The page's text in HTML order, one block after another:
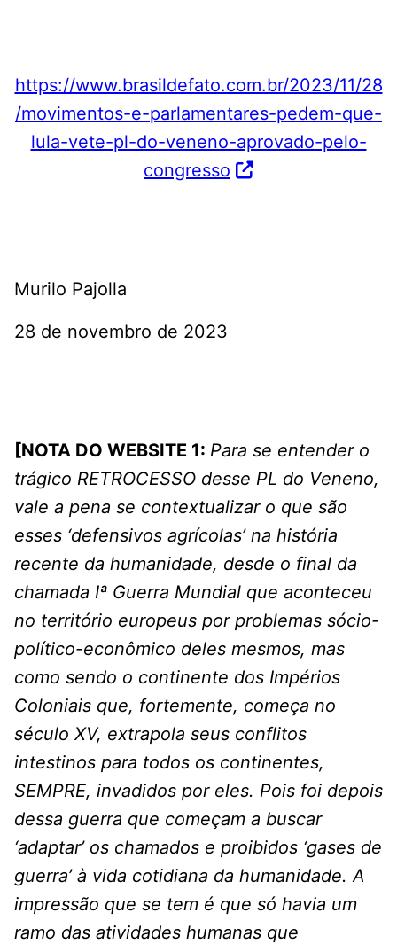
https://www.brasildefato.com.br/2023/11/28
/movimentos-e-parlamentares-pedem-que-
lula-vete-pl-do-veneno-aprovado-pelo-
congresso
Murilo Pajolla
28 de novembro de 2023
[NOTA DO WEBSITE 1: Para se entender o
trágico RETROCESSO desse PL do Veneno,
vale a pena se contextualizar o que são
esses ‘defensivos agrícolas’ na história
recente da humanidade, desde o final da
chamada Iª Guerra Mundial que aconteceu
no território europeus por problemas sócio-
político-econômico deles mesmos, mas
como sendo o continente dos Impérios
Coloniais que, fortemente, começa no
século XV, extrapola seus conflitos
intestinos para todos os continentes,
SEMPRE, invadidos por eles. Pois foi depois
dessa guerra que começam a buscar
‘adaptar’ os chamados e proibidos ‘gases de
guerra’ à vida cotidiana da humanidade. A
impressão que se tem é que só havia um
ramo das atividades humanas que